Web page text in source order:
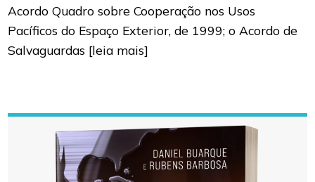
Acordo Quadro sobre Cooperação nos Usos
Pacíficos do Espaço Exterior, de 1999; o Acordo de
Salvaguardas [leia mais]